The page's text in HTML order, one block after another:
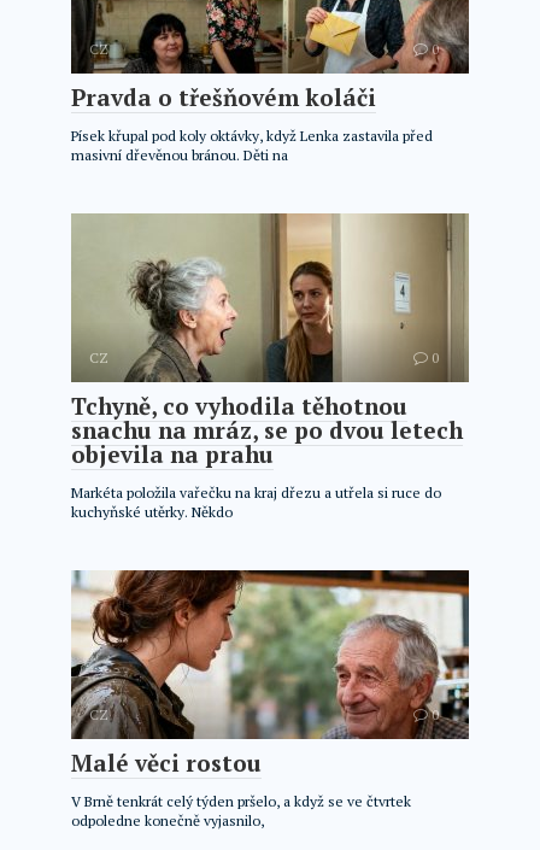
CZ 0
Pravda o třešňovém koláči
Písek křupal pod koly oktávky, když Lenka zastavila před
masivní dřevěnou bránou. Děti na
CZ 0
Tchyně, co vyhodila těhotnou
snachu na mráz, se po dvou letech
objevila na prahu
Markéta položila vařečku na kraj dřezu a utřela si ruce do
kuchyňské utěrky. Někdo
CZ 0
Malé věci rostou
V Brně tenkrát celý týden pršelo, a když se ve čtvrtek
odpoledne konečně vyjasnilo,